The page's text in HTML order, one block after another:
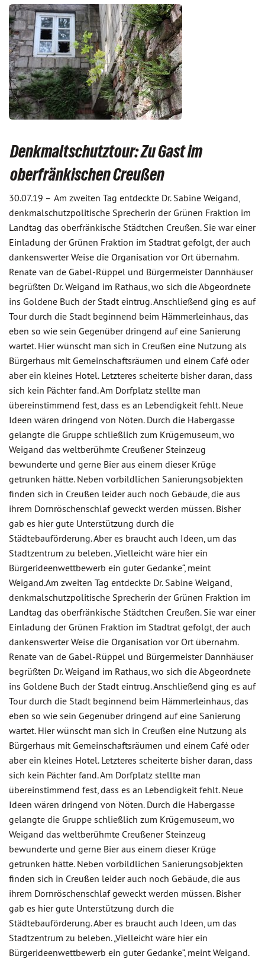
Denkmaltschutztour: Zu Gast im
oberfränkischen Creußen
30.07.19 – Am zweiten Tag entdeckte Dr. Sabine Weigand,
denkmalschutzpolitische Sprecherin der Grünen Fraktion im
Landtag das oberfränkische Städtchen Creußen. Sie war einer
Einladung der Grünen Fraktion im Stadtrat gefolgt, der auch
dankenswerter Weise die Organisation vor Ort übernahm.
Renate van de Gabel-Rüppel und Bürgermeister Dannhäuser
begrüßten Dr. Weigand im Rathaus, wo sich die Abgeordnete
ins Goldene Buch der Stadt eintrug. Anschließend ging es auf
Tour durch die Stadt beginnend beim Hämmerleinhaus, das
eben so wie sein Gegenüber dringend auf eine Sanierung
wartet. Hier wünscht man sich in Creußen eine Nutzung als
Bürgerhaus mit Gemeinschaftsräumen und einem Café oder
aber ein kleines Hotel. Letzteres scheiterte bisher daran, dass
sich kein Pächter fand. Am Dorfplatz stellte man
übereinstimmend fest, dass es an Lebendigkeit fehlt. Neue
Ideen wären dringend von Nöten. Durch die Habergasse
gelangte die Gruppe schließlich zum Krügemuseum, wo
Weigand das weltberühmte Creußener Steinzeug
bewunderte und gerne Bier aus einem dieser Krüge
getrunken hätte. Neben vorbildlichen Sanierungsobjekten
finden sich in Creußen leider auch noch Gebäude, die aus
ihrem Dornröschenschlaf geweckt werden müssen. Bisher
gab es hier gute Unterstützung durch die
Städtebauförderung. Aber es braucht auch Ideen, um das
Stadtzentrum zu beleben. „Vielleicht wäre hier ein
Bürgerideenwettbewerb ein guter Gedanke“, meint
Weigand.Am zweiten Tag entdeckte Dr. Sabine Weigand,
denkmalschutzpolitische Sprecherin der Grünen Fraktion im
Landtag das oberfränkische Städtchen Creußen. Sie war einer
Einladung der Grünen Fraktion im Stadtrat gefolgt, der auch
dankenswerter Weise die Organisation vor Ort übernahm.
Renate van de Gabel-Rüppel und Bürgermeister Dannhäuser
begrüßten Dr. Weigand im Rathaus, wo sich die Abgeordnete
ins Goldene Buch der Stadt eintrug. Anschließend ging es auf
Tour durch die Stadt beginnend beim Hämmerleinhaus, das
eben so wie sein Gegenüber dringend auf eine Sanierung
wartet. Hier wünscht man sich in Creußen eine Nutzung als
Bürgerhaus mit Gemeinschaftsräumen und einem Café oder
aber ein kleines Hotel. Letzteres scheiterte bisher daran, dass
sich kein Pächter fand. Am Dorfplatz stellte man
übereinstimmend fest, dass es an Lebendigkeit fehlt. Neue
Ideen wären dringend von Nöten. Durch die Habergasse
gelangte die Gruppe schließlich zum Krügemuseum, wo
Weigand das weltberühmte Creußener Steinzeug
bewunderte und gerne Bier aus einem dieser Krüge
getrunken hätte. Neben vorbildlichen Sanierungsobjekten
finden sich in Creußen leider auch noch Gebäude, die aus
ihrem Dornröschenschlaf geweckt werden müssen. Bisher
gab es hier gute Unterstützung durch die
Städtebauförderung. Aber es braucht auch Ideen, um das
Stadtzentrum zu beleben. „Vielleicht wäre hier ein
Bürgerideenwettbewerb ein guter Gedanke“, meint Weigand.